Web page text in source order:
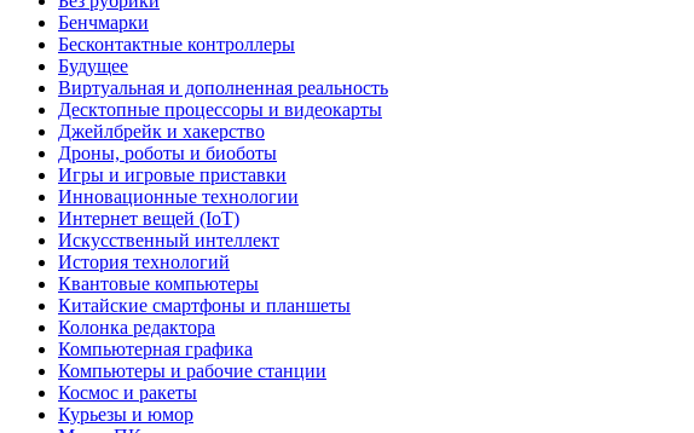
Бенчмарки
Бесконтактные контроллеры
Будущее
Виртуальная и дополненная реальность
Десктопные процессоры и видеокарты
Джейлбрейк и хакерство
Дроны, роботы и биоботы
Игры и игровые приставки
Инновационные технологии
Интернет вещей (IoT)
Искусственный интеллект
История технологий
Квантовые компьютеры
Китайские смартфоны и планшеты
Колонка редактора
Компьютерная графика
Компьютеры и рабочие станции
Космос и ракеты
Курьезы и юмор